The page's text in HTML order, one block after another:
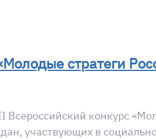
стратеги
Всероссийский конкурс
участвующих в